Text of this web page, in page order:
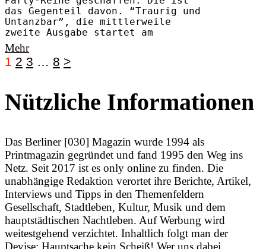
das Gegenteil davon. “Traurig und
Untanzbar”, die mittlerweile
zweite Ausgabe startet am
Mehr
1 2 3 … 8 >
Nützliche Informationen
Das Berliner [030] Magazin wurde 1994 als
Printmagazin gegründet und fand 1995 den Weg ins
Netz. Seit 2017 ist es only online zu finden. Die
unabhängige Redaktion verortet ihre Berichte, Artikel,
Interviews und Tipps in den Themenfeldern
Gesellschaft, Stadtleben, Kultur, Musik und dem
hauptstädtischen Nachtleben. Auf Werbung wird
weitestgehend verzichtet. Inhaltlich folgt man der
Devise: Hauptsache kein Scheiß! Wer uns dabei